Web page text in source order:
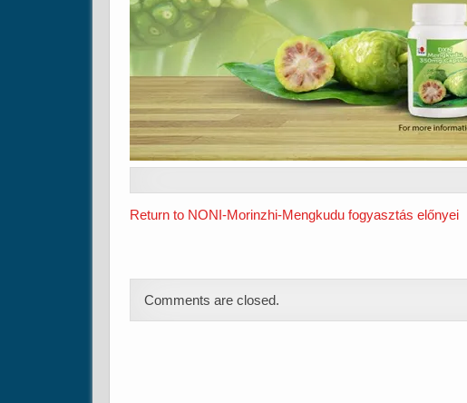
Return to NONI-Morinzhi-Mengkudu fogyasztás előnyei
Comments are closed.